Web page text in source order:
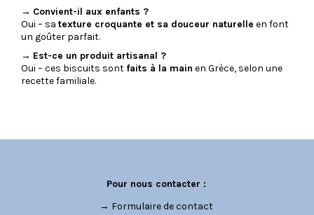
→ Convient-il aux enfants ?
Oui – sa texture croquante et sa douceur naturelle en font
un goûter parfait.
→ Est-ce un produit artisanal ?
Oui – ces biscuits sont faits à la main en Grèce, selon une
recette familiale.
Pour nous contacter :
→ Formulaire de contact